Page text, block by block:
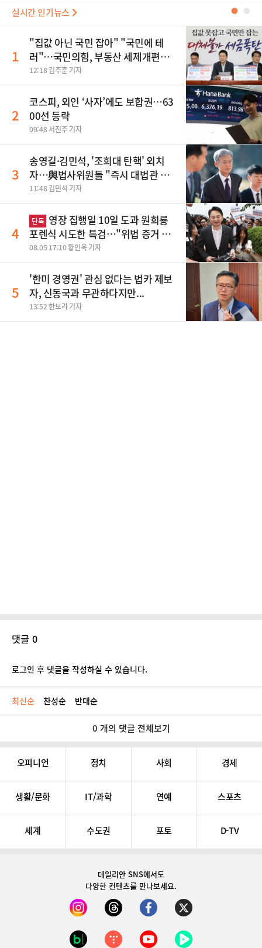
실시간 인기뉴스 ●
1
"집값 아닌 국민 잡아" "국민에 테
러"…국민의힘, 부동산 세제개편안
맹폭
12:18 김주훈 기자
2
코스피, 외인 ‘사자’에도 보합권…63
00선 등락
09:48 서진주 기자
3
송영길·김민석, '조희대 탄핵' 외치
자…與법사위원들 "즉시 대법관 제
청하라"
11:48 김민석 기자
4
단독 영장 집행일 10일 도과 원희룡
포렌식 시도한 특검…"위법 증거 수
집" 지적
08.05 17:10 황인욱 기자
5
'한미 경영권' 관심 없다는 법카 제보
자, 신동국과 무관하다지만...
13:52 한보라 기자
댓글 0
로그인 후 댓글을 작성하실 수 있습니다.
최신순 찬성순 반대순
0 개의 댓글 전체보기
오피니언 정치 사회 경제
생활/문화 IT/과학 연예 스포츠
세계 수도권 포토 D-TV
데일리안 SNS에서도
다양한 컨텐츠를 만나보세요.